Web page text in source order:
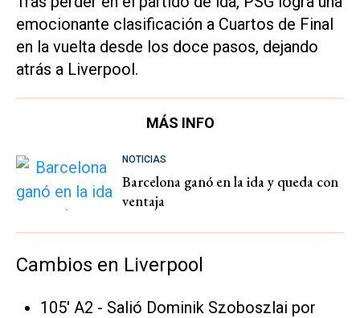
emocionante clasificación a Cuartos de Final
en la vuelta desde los doce pasos, dejando
atrás a Liverpool.
MÁS INFO
NOTICIAS
Barcelona ganó en la ida y queda con
ventaja
Cambios en Liverpool
105' A2 - Salió Dominik Szoboszlai por